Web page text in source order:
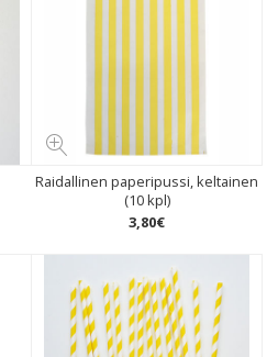
Raidallinen paperipussi, keltainen
(10 kpl)
3,80€